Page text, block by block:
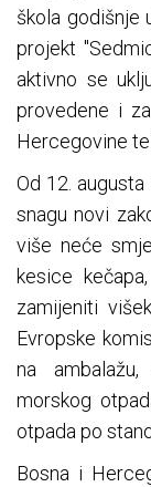
škola godišnje
projekt
aktivno se
provedene i
Hercegovine
Od 12.
snagu novi
više neće
kesice
zamijeniti
Evropske
na
morskog
otpada po
Bosna i